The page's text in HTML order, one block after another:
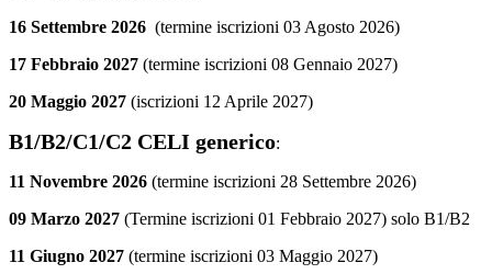
16 Settembre 2026 (termine iscrizioni 03 Agosto 2026)
17 Febbraio 2027 (termine iscrizioni 08 Gennaio 2027)
20 Maggio 2027 (iscrizioni 12 Aprile 2027)
B1/B2/C1/C2 CELI generico:
11 Novembre 2026 (termine iscrizioni 28 Settembre 2026)
09 Marzo 2027 (Termine iscrizioni 01 Febbraio 2027) solo B1/B2
11 Giugno 2027 (termine iscrizioni 03 Maggio 2027)